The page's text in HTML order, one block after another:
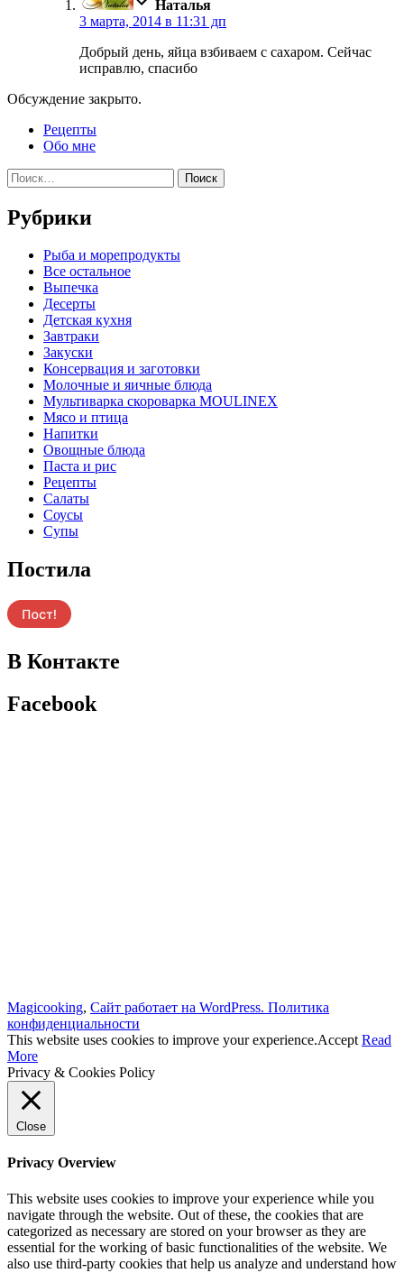
Наталья
3 марта, 2014 в 11:31 дп
Добрый день, яйца взбиваем с сахаром. Сейчас
исправлю, спасибо
Обсуждение закрыто.
Рецепты
Обо мне
Найти:
Рубрики
Pыба и морепродукты
Все остальное
Выпечка
Десерты
Детская кухня
Завтраки
Закуски
Консервация и заготовки
Молочные и яичные блюда
Мультиварка скороварка MOULINEX
Мясо и птица
Напитки
Овощные блюда
Паста и рис
Рецепты
Салаты
Соусы
Супы
Постила
В Контакте
Facebook
Magicooking, Сайт работает на WordPress. Политика
конфиденциальности
This website uses cookies to improve your experience.Accept Read
More
Privacy & Cookies Policy
Close
Privacy Overview
This website uses cookies to improve your experience while you
navigate through the website. Out of these, the cookies that are
categorized as necessary are stored on your browser as they are
essential for the working of basic functionalities of the website. We
also use third-party cookies that help us analyze and understand how